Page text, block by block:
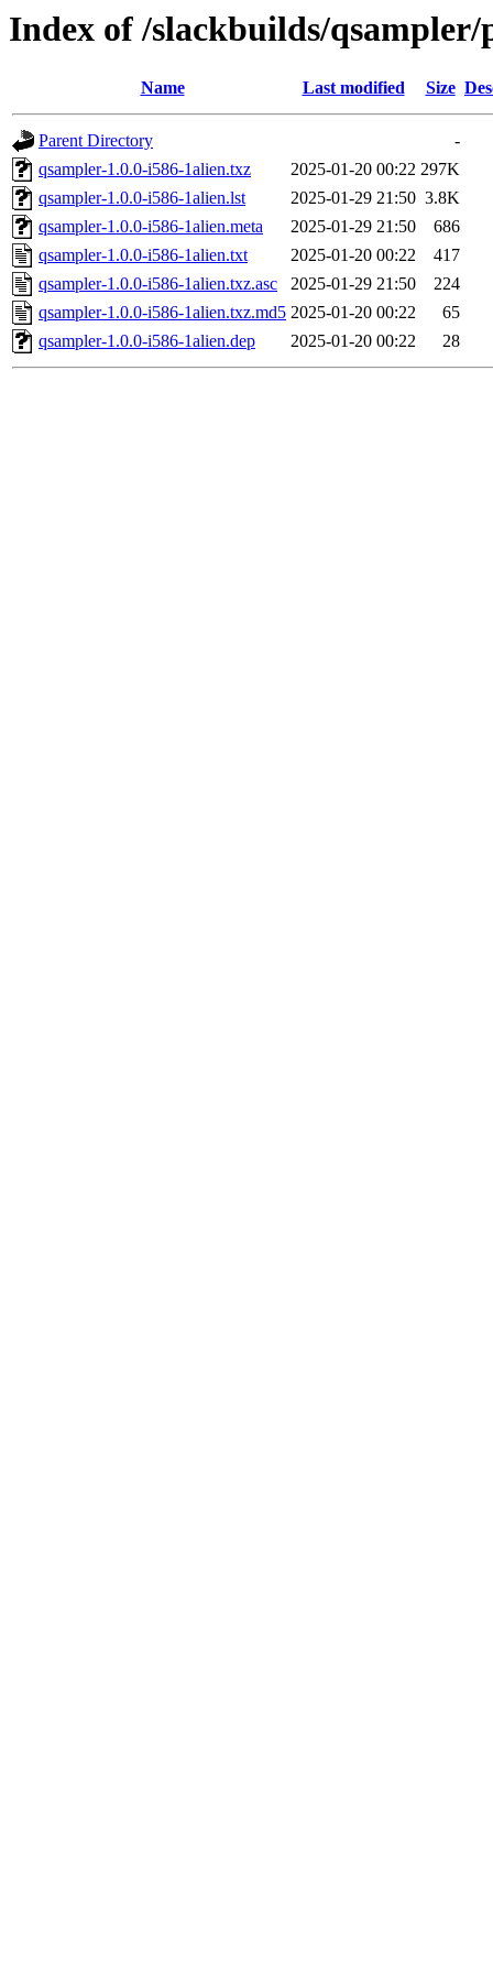
Index of /slackbuilds/
Name Last modified Size
Parent Directory
-
qsampler-1.0.0-i586-1alien.txz
2025-01-20 00:22 297K
qsampler-1.0.0-i586-1alien.lst
2025-01-29 21:50 3.8K
qsampler-1.0.0-i586-1alien.meta
2025-01-29 21:50
686
qsampler-1.0.0-i586-1alien.txt
2025-01-20 00:22
417
qsampler-1.0.0-i586-1alien.txz.asc
2025-01-29 21:50
224
qsampler-1.0.0-i586-1alien.txz.md5 2025-01-20 00:22
65
qsampler-1.0.0-i586-1alien.dep
2025-01-20 00:22 28